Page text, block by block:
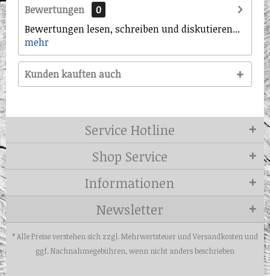
Bewertungen
0
Bewertungen lesen, schreiben und diskutieren...
mehr
Kunden kauften auch
Service Hotline
Shop Service
Informationen
Newsletter
* Alle Preise verstehen sich zzgl. Mehrwertsteuer und Versandkosten und
ggf. Nachnahmegebühren, wenn nicht anders beschrieben